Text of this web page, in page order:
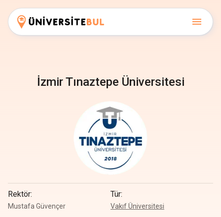
İzmir Tınaztepe Üniversitesi
Rektör:
Mustafa Güvençer
Tür:
Vakıf Üniversitesi